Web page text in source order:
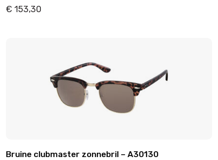
€ 153,30
Bruine clubmaster zonnebril – A30130